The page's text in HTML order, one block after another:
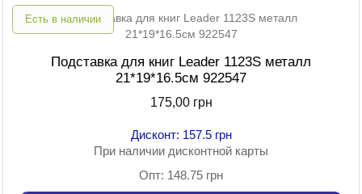
Есть в наличии
Подставка для книг Leader 1123S металл
21*19*16.5см 922547
175,00 грн
Дисконт: 157.5 грн
При наличии дисконтной карты
Опт: 148.75 грн